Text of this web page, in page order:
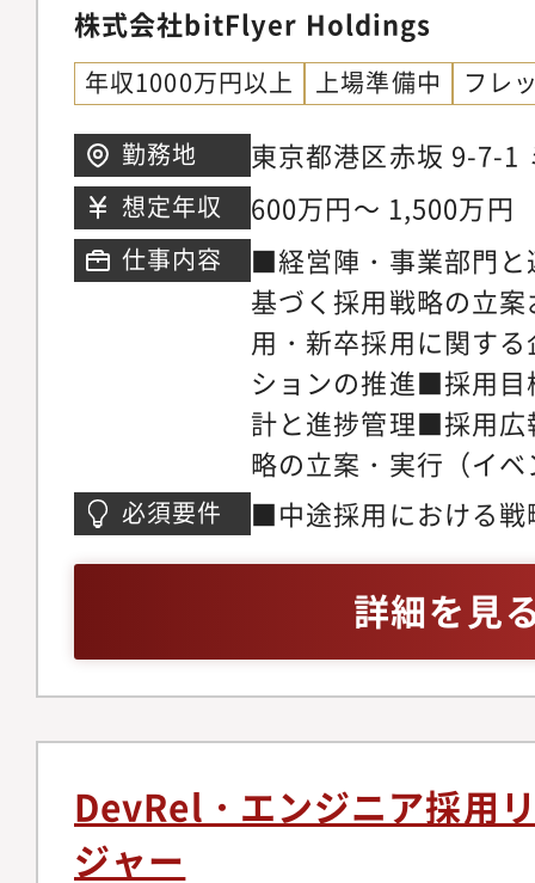
と連携し、事業成長
義。採用手法（エー
など） の選定と運用
達成に向けた進捗管
の推進：採用広報コ
SNS、動画など）の
プロセスの管理・改
諾までの選考フロー
の向上。面接官トレ
基準 や評価シート に
上。戦略人事：採用
し、人事制度や教育
う。【期待する役割
的な役割を期待して
「人」の力が欠かせ
て、経営陣と共に会
するための基盤を整
能性を最大化する環
い。技術者大国を目
を、共に形にしてい
株式会社bitFlyer Holdings
年収1000万円以上 上場準備中 フレ
勤務地 東京都港区赤坂 9-7-1
想定年収 600万円～ 1,500万円
仕事内容
■経営陣・事業部門と
基づく採用戦略の立
用・新卒採用に関す
ションの推進■採用目
計と進捗管理■採用広
略の立案・実行（イ
採用LP制作など）■
ど）の最適化■採用
（業務管理、育成、
囲：全ての業務への
必須要件
■中途採用における戦
業会社での採用実務
ターネット業界また
詳細を見
DevRel・エンジニア採用
ジャー